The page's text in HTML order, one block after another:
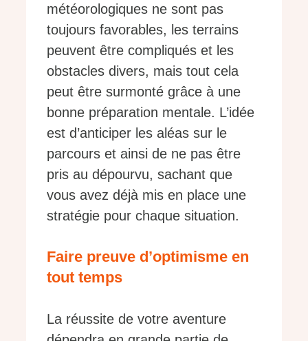
météorologiques ne sont pas
toujours favorables, les terrains
peuvent être compliqués et les
obstacles divers, mais tout cela
peut être surmonté grâce à une
bonne préparation mentale. L’idée
est d’anticiper les aléas sur le
parcours et ainsi de ne pas être
pris au dépourvu, sachant que
vous avez déjà mis en place une
stratégie pour chaque situation.
Faire preuve d’optimisme en
tout temps
La réussite de votre aventure